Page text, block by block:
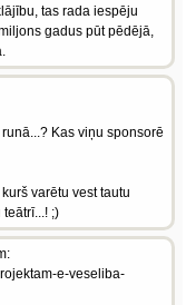
tas rada iespēju
gadus pūt pēdējā,
Kas viņu sponsorē
varētu vest tautu
;)
e-veseliba-